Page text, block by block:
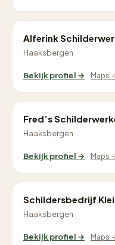
Alferink
Haaksbergen
Bekijk profiel → Maps
Fred’s
Haaksbergen
Bekijk profiel → Maps
Schildersbedrijf
Haaksbergen
Bekijk profiel → Maps